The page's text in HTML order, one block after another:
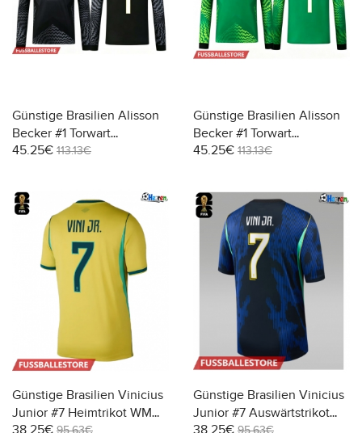
Günstige Brasilien Alisson
Becker #1 Torwart
Heimtrikot WM 2026
45.25€ 113.13€
Günstige Brasilien Alisson
Becker #1 Torwart
Auswärtstrikot WM 2026
45.25€ 113.13€
Günstige Brasilien Vinicius
Junior #7 Heimtrikot WM
38.25€ 95.63€
Günstige Brasilien Vinicius
Junior #7 Auswärtstrikot
38.25€ 95.63€